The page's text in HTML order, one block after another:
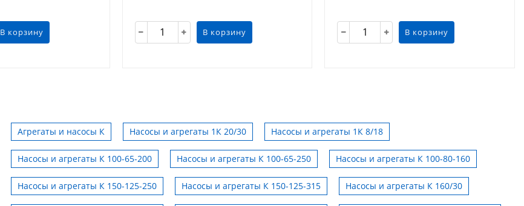
В корзину В корзину В корзину
Агрегаты и насосы К Насосы и агрегаты 1К 20/30 Насосы и агрегаты 1К 8/18
Насосы и агрегаты К 100-65-200 Насосы и агрегаты К 100-65-250 Насосы и агрегаты К 100-80-160
Насосы и агрегаты К 150-125-250 Насосы и агрегаты К 150-125-315 Насосы и агрегаты К 160/30